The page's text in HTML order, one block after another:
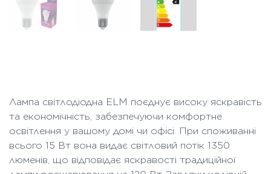
Лампа світлодіодна ELM поєднує високу яскравість
та економічність, забезпечуючи комфортне
освітлення у вашому домі чи офісі. При споживанні
всього 15 Вт вона видає світловий потік 1350
люменів, що відповідає яскравості традиційної